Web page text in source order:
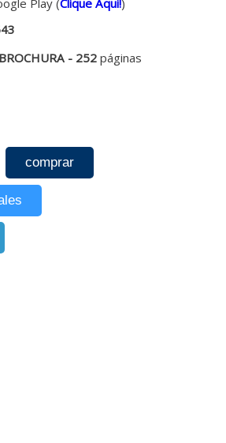
Play (Clique Aqui!)
BROCHURA - 252 páginas